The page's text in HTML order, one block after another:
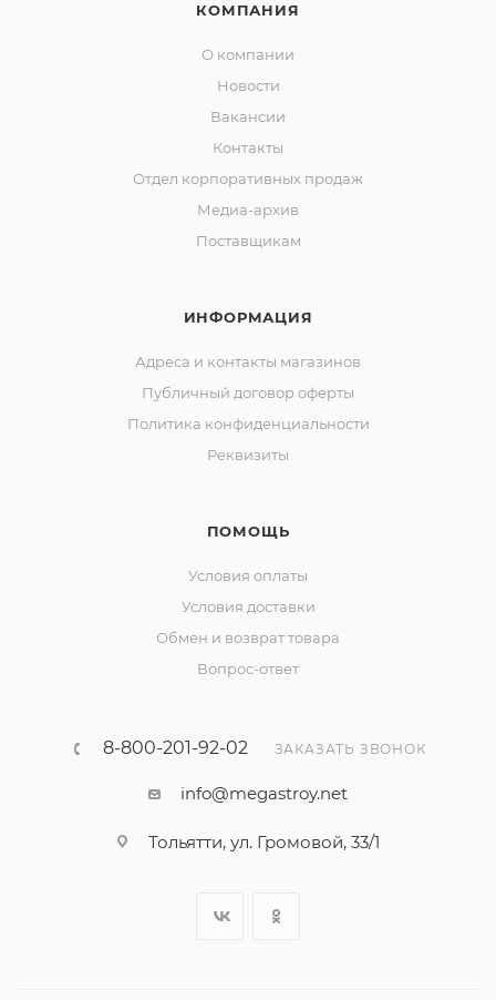
КОМПАНИЯ
О компании
Новости
Вакансии
Контакты
Отдел корпоративных продаж
Медиа-архив
Поставщикам
ИНФОРМАЦИЯ
Адреса и контакты магазинов
Публичный договор оферты
Политика конфиденциальности
Реквизиты
ПОМОЩЬ
Условия оплаты
Условия доставки
Обмен и возврат товара
Вопрос-ответ
8-800-201-92-02 ЗАКАЗАТЬ ЗВОНОК
info@megastroy.net
Тольятти, ул. Громовой, 33/1